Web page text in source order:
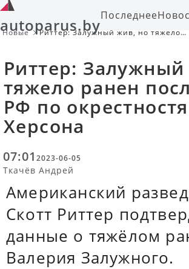
autoparus.byПоследнее
Новые
Риттер: Залужный жив, но тяжело
Риттер:
тяжело ранен
РФ по
Херсона
07:01 2023-06-05
Ткачёв Андрей
Американский
Скотт Риттер
данные о тяжёлом
Валерия Залужного.